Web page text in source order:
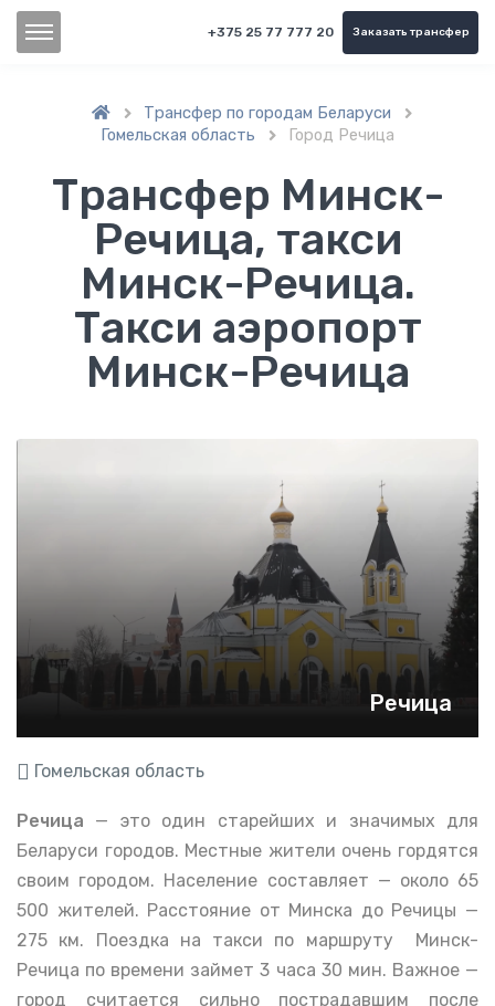
+375 25 77 777 20 Заказать трансфер
 Трансфер по городам Беларуси 
Гомельская область  Город Речица
Трансфер Минск-
Речица, такси
Минск-Речица.
Такси аэропорт
Минск-Речица
Речица
Гомельская область
Речица — это один старейших и значимых для
Беларуси городов. Местные жители очень гордятся
своим городом. Население составляет — около 65
500 жителей. Расстояние от Минска до Речицы —
275 км. Поездка на такси по маршруту Минск-
Речица по времени займет 3 часа 30 мин. Важное —
город считается сильно пострадавшим после